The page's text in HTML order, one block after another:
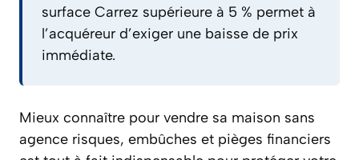
surface Carrez supérieure à 5 % permet à
l’acquéreur d’exiger une baisse de prix
immédiate.
Mieux connaître pour vendre sa maison sans
agence risques, embûches et pièges financiers